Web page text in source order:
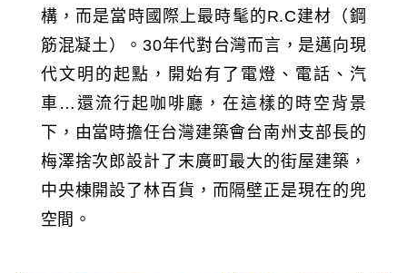
構，而是當時國際上最時髦的R.C建材（鋼
筋混凝土）。30年代對台灣而言，是邁向現
代文明的起點，開始有了電燈、電話、汽
車…還流行起咖啡廳，在這樣的時空背景
下，由當時擔任台灣建築會台南州支部長的
梅澤捨次郎設計了末廣町最大的街屋建築，
中央棟開設了林百貨，而隔壁正是現在的兜
空間。